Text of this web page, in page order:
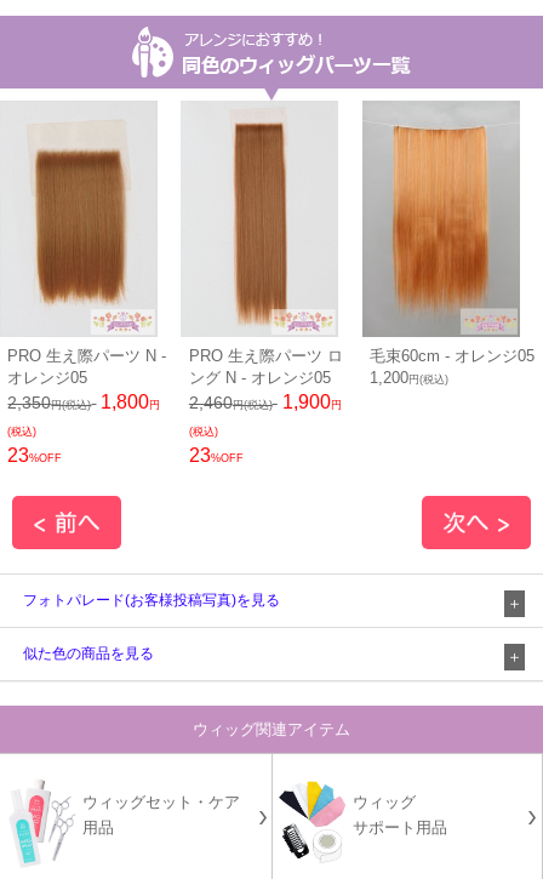
PRO 生え際パーツ N -
オレンジ05
2,350円(税込) 1,800円
(税込)
23%OFF
PRO 生え際パーツ ロ
ング N - オレンジ05
2,460円(税込) 1,900円
(税込)
23%OFF
毛束60cm - オレンジ05
1,200円(税込)
フォトパレード(お客様投稿写真)を見る
似た色の商品を見る
ウィッグ関連アイテム
ウィッグセット・ケア
用品
ウィッグ
サポート用品